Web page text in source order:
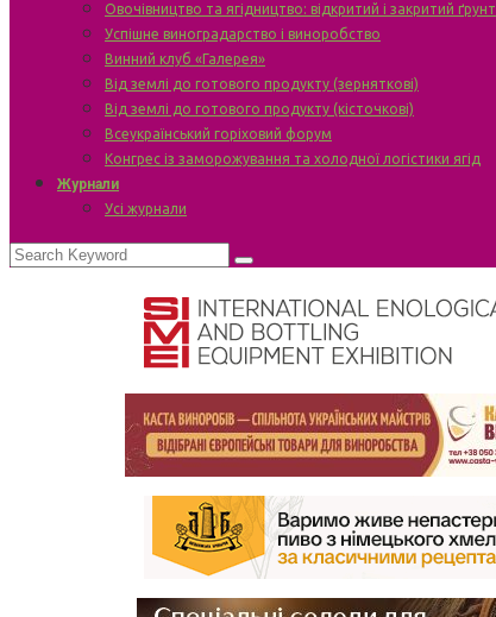
Овочівництво та ягідництво: відкритий і закритий ґрунт
Успішне виноградарство і виноробство
Винний клуб «Галерея»
Від землі до готового продукту (зерняткові)
Від землі до готового продукту (кісточкові)
Всеукраїнський горіховий форум
Конгрес із заморожування та холодної логістики ягід
Журнали
Усі журнали